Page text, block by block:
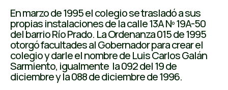
En marzo de 1995 el colegio se trasladó a sus
propias instalaciones de la calle 13A Nº 19A-50
del barrio Río Prado. La Ordenanza 015 de 1995
otorgó facultades al Gobernador para crear el
colegio y darle el nombre de Luis Carlos Galán
Sarmiento, igualmente la 092 del 19 de
diciembre y la 088 de diciembre de 1996.